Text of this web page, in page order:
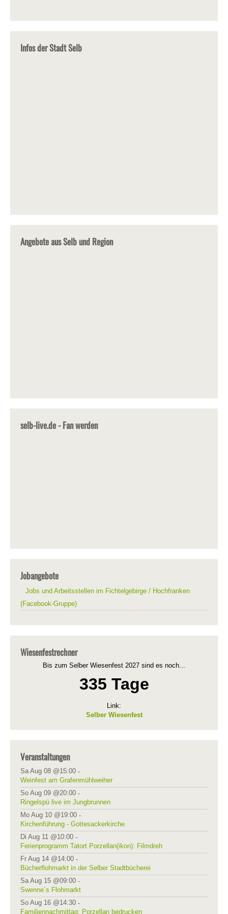
Infos der Stadt Selb
Angebote aus Selb und Region
selb-live.de - Fan werden
Jobangebote
Jobs und Arbeitsstellen im Fichtelgebirge / Hochfranken
(Facebook-Gruppe)
Wiesenfestrechner
Bis zum Selber Wiesenfest 2027 sind es noch...
335 Tage
Link:
Selber Wiesenfest
Veranstaltungen
Sa Aug 08 @15:00 -
Weinfest am Grafenmühlweiher
So Aug 09 @20:00 -
Ringelspü live im Jungbrunnen
Mo Aug 10 @19:00 -
Kirchenführung - Gottesackerkirche
Di Aug 11 @10:00 -
Ferienprogramm Tatort Porzellan(ikon): Filmdreh
Fr Aug 14 @14:00 -
Bücherflohmarkt in der Selber Stadtbücherei
Sa Aug 15 @09:00 -
Swenne´s Flohmarkt
So Aug 16 @14:30 -
Familiennachmittag: Porzellan bedrucken